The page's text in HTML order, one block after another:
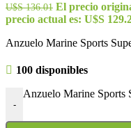
U$S136.01 El precio
precio actual es: U$S
Anzuelo Marine Sports
100 disponibles
-
Anzuelo Marine Sports